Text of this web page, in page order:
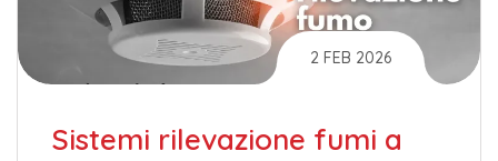
2 FEB 2026
Sistemi rilevazione fumi a